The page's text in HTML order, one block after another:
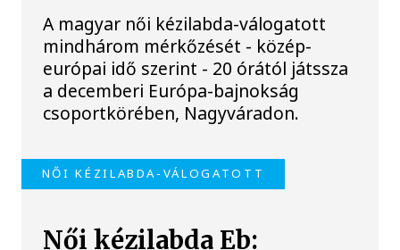
A magyar női kézilabda-válogatott
mindhárom mérkőzését - közép-
európai idő szerint - 20 órától játssza
a decemberi Európa-bajnokság
csoportkörében, Nagyváradon.
NŐI KÉZILABDA-VÁLOGATOTT
Női kézilabda Eb: